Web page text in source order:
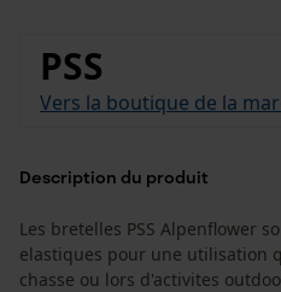
PSS
Vers la boutique de la
Description du produit
Les bretelles PSS Alpenflower
elastiques pour une utilisation
chasse ou lors d'activites